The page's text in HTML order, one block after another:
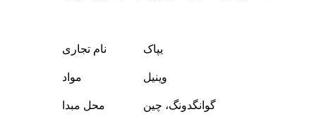
نام تجاری یپاک
مواد وینیل
محل مبدا گوانگدونگ، چین